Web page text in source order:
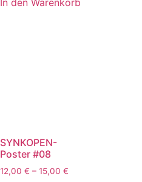
SYNKOPEN-
Poster #08
12,00 € – 15,00 €